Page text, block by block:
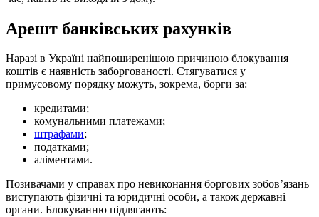
Арешт банківських рахунків
Наразі в Україні найпоширенішою причиною блокування
коштів є наявність заборгованості. Стягуватися у
примусовому порядку можуть, зокрема, борги за:
кредитами;
комунальними платежами;
штрафами;
податками;
аліментами.
Позивачами у справах про невиконання боргових зобов’язань
виступають фізичні та юридичні особи, а також державні
органи. Блокуванню підлягають: